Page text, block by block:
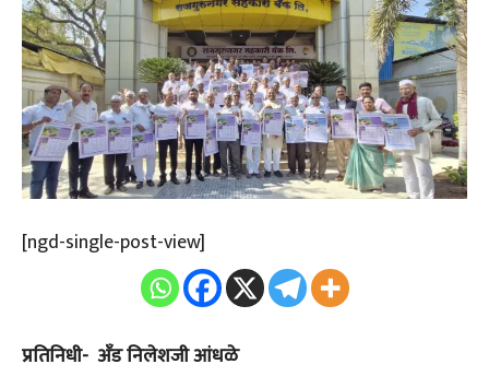
[ngd-single-post-view]
प्रतिनिधी- अँड निलेशजी आंधळे